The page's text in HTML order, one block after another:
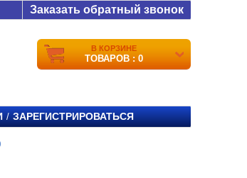
Заказать обратный звонок
В КОРЗИНЕ
ТОВАРОВ : 0
/ ЗАРЕГИСТРИРОВАТЬСЯ